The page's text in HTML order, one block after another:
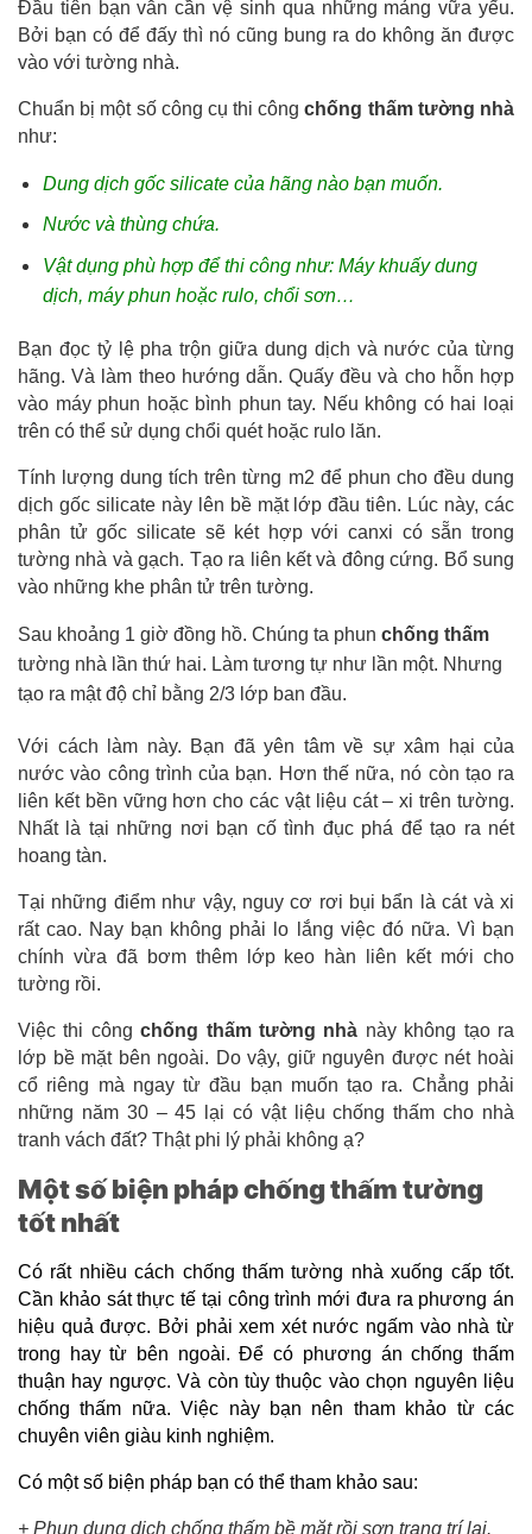
Đầu tiên bạn vẫn cần vệ sinh qua những mảng vữa yếu.
Bởi bạn có để đấy thì nó cũng bung ra do không ăn được
vào với tường nhà.
Chuẩn bị một số công cụ thi công chống thấm tường nhà
như:
Dung dịch gốc silicate của hãng nào bạn muốn.
Nước và thùng chứa.
Vật dụng phù hợp để thi công như: Máy khuấy dung
dịch, máy phun hoặc rulo, chổi sơn…
Bạn đọc tỷ lệ pha trộn giữa dung dịch và nước của từng
hãng. Và làm theo hướng dẫn. Quấy đều và cho hỗn hợp
vào máy phun hoặc bình phun tay. Nếu không có hai loại
trên có thể sử dụng chổi quét hoặc rulo lăn.
Tính lượng dung tích trên từng m2 để phun cho đều dung
dịch gốc silicate này lên bề mặt lớp đầu tiên. Lúc này, các
phân tử gốc silicate sẽ két hợp với canxi có sẵn trong
tường nhà và gạch. Tạo ra liên kết và đông cứng. Bổ sung
vào những khe phân tử trên tường.
Sau khoảng 1 giờ đồng hồ. Chúng ta phun chống thấm
tường nhà lần thứ hai. Làm tương tự như lần một. Nhưng
tạo ra mật độ chỉ bằng 2/3 lớp ban đầu.
Với cách làm này. Bạn đã yên tâm về sự xâm hại của
nước vào công trình của bạn. Hơn thế nữa, nó còn tạo ra
liên kết bền vững hơn cho các vật liệu cát – xi trên tường.
Nhất là tại những nơi bạn cố tình đục phá để tạo ra nét
hoang tàn.
Tại những điểm như vậy, nguy cơ rơi bụi bẩn là cát và xi
rất cao. Nay bạn không phải lo lắng việc đó nữa. Vì bạn
chính vừa đã bơm thêm lớp keo hàn liên kết mới cho
tường rồi.
Việc thi công chống thấm tường nhà này không tạo ra
lớp bề mặt bên ngoài. Do vậy, giữ nguyên được nét hoài
cổ riêng mà ngay từ đầu bạn muốn tạo ra. Chẳng phải
những năm 30 – 45 lại có vật liệu chống thấm cho nhà
tranh vách đất? Thật phi lý phải không ạ?
Một số biện pháp chống thấm tường
tốt nhất
Có rất nhiều cách chống thấm tường nhà xuống cấp tốt.
Cần khảo sát thực tế tại công trình mới đưa ra phương án
hiệu quả được. Bởi phải xem xét nước ngấm vào nhà từ
trong hay từ bên ngoài. Để có phương án chống thấm
thuận hay ngược. Và còn tùy thuộc vào chọn nguyên liệu
chống thấm nữa. Việc này bạn nên tham khảo từ các
chuyên viên giàu kinh nghiệm.
Có một số biện pháp bạn có thể tham khảo sau:
+ Phun dung dịch chống thấm bề mặt rồi sơn trang trí lại.